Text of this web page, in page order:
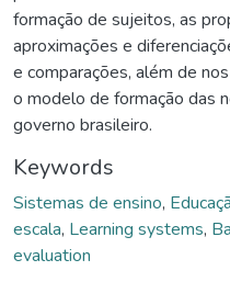
formação de sujeitos, as
aproximações e
e comparações, além de
o modelo de formação das
governo brasileiro.
Keywords
Sistemas de ensino,
escala, Learning systems,
evaluation